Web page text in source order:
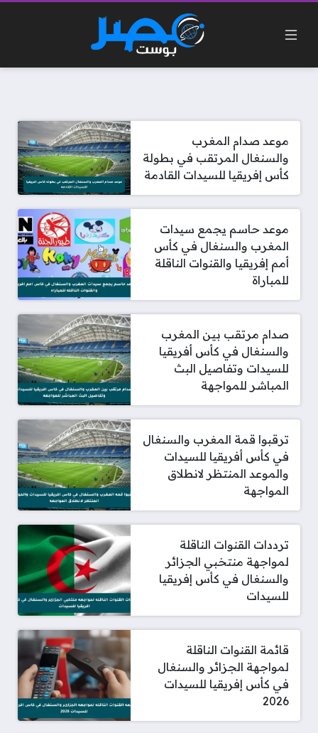
موعد صدام المغرب
والسنغال المرتقب في بطولة
كأس إفريقيا للسيدات القادمة
موعد حاسم يجمع سيدات
المغرب والسنغال في كأس
أمم إفريقيا والقنوات الناقلة
للمباراة
صدام مرتقب بين المغرب
والسنغال في كأس أفريقيا
للسيدات وتفاصيل البث
المباشر للمواجهة
ترقبوا قمة المغرب والسنغال
في كأس أفريقيا للسيدات
والموعد المنتظر لانطلاق
المواجهة
ترددات القنوات الناقلة
لمواجهة منتخبي الجزائر
والسنغال في كأس إفريقيا
للسيدات
قائمة القنوات الناقلة
لمواجهة الجزائر والسنغال
في كأس إفريقيا للسيدات
2026